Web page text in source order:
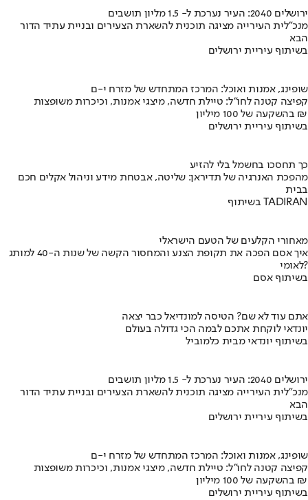
ירושלים 2040: העיר נערכת ל- 1.5 מליון תושבים
מנכ"לית העירייה מציגה תוכנית להשארת הצעירים ובניית עתיד הדור
הבא
בשיתוף עיריית ירושלים
שופינג, אמנות ואוכל: המרכז המתחדש של מזרח י-ם
קפיצה קטנה לחו"ל: טיילת חדשה, מיצגי אמנות, וכיכרות משופצות
בהשקעה של 100 מיליון ₪
בשיתוף עיריית ירושלים
כך תחסכו בחשמל בלי להזיע
מהפכת האנרגיה של תדיראן: שליטה, אבטחת מידע וניהול אקלים חכם
בבית
בשיתוף TADIRAN
מאחורי הקלעים של הטעם הישראלי
איך אסם הפכה את תקופת הצנע והמחסור הקשה של שנות ה-40 למותג
לאומי?
בשיתוף אסם
אתם עוד לא שם? הטיסה למונדיאל כבר יצאה
יונדאי לוקחת אתכם לבמה הכי גדולה בעולם
בשיתוף יונדאי מבית כלמוביל
ירושלים 2040: העיר נערכת ל- 1.5 מליון תושבים
מנכ"לית העירייה מציגה תוכנית להשארת הצעירים ובניית עתיד הדור
הבא
בשיתוף עיריית ירושלים
שופינג, אמנות ואוכל: המרכז המתחדש של מזרח י-ם
קפיצה קטנה לחו"ל: טיילת חדשה, מיצגי אמנות, וכיכרות משופצות
בהשקעה של 100 מיליון ₪
בשיתוף עיריית ירושלים